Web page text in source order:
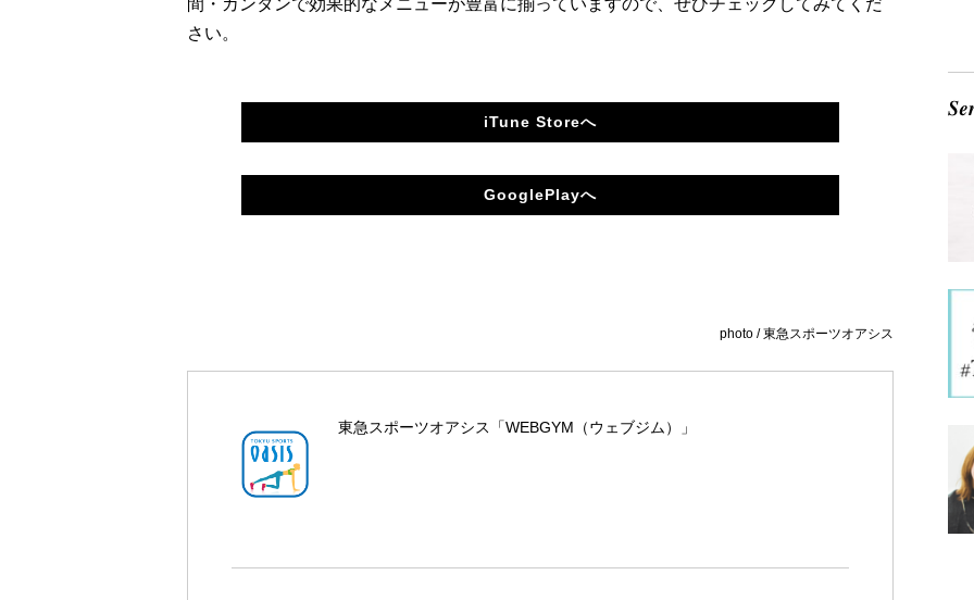
間・カンタンで効果的なメニューが豊富に揃っていますので、ぜひチェックしてみてくだ
さい。
iTune Storeへ
GooglePlayへ
photo / 東急スポーツオアシス
東急スポーツオアシス「WEBGYM（ウェブジム）」